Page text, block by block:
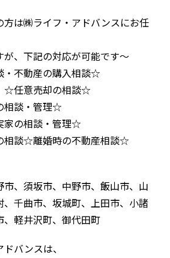
は㈱ライフ・アドバンスにお任
、下記の対応が可能です～
不動産の購入相談☆
任意売却の相談☆
相談・管理☆
家の相談・管理☆
相談☆離婚時の不動産相談☆
、須坂市、中野市、飯山市、山
、千曲市、坂城町、上田市、小諸
、軽井沢町、御代田町
バンスは、